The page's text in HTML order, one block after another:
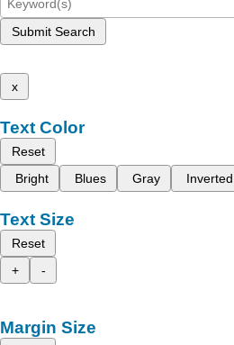
Submit Search
x
Text Color
Reset
Bright
Blues Gray Inverted
Text Size
Reset
+
-
Margin Size